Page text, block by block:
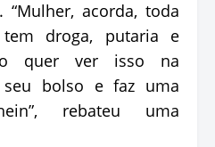
“Mulher, acorda, toda
droga, putaria e
quer ver isso na
bolso e faz uma
rebateu uma